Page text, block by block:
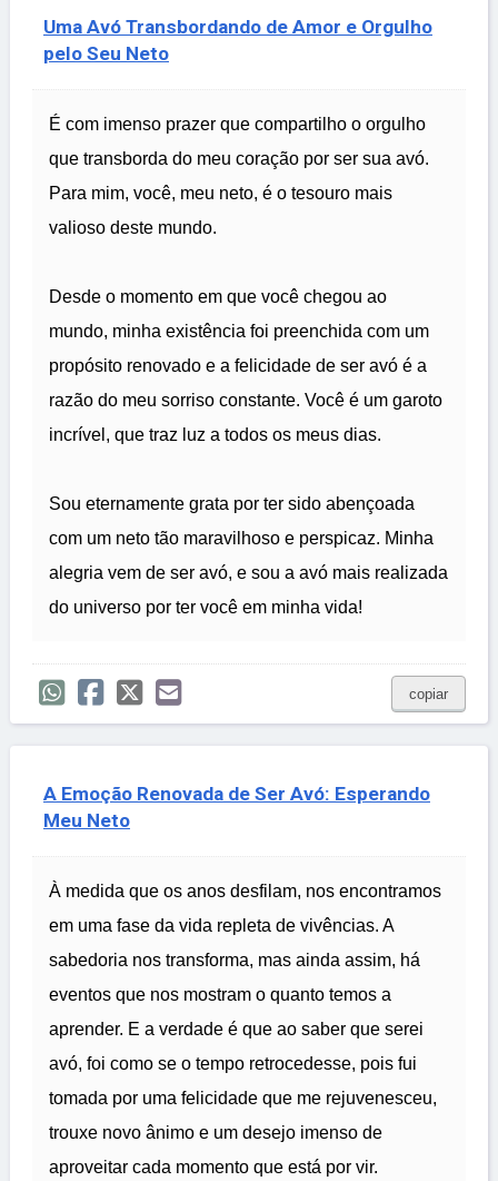
Uma Avó Transbordando de Amor e Orgulho
pelo Seu Neto
É com imenso prazer que compartilho o orgulho
que transborda do meu coração por ser sua avó.
Para mim, você, meu neto, é o tesouro mais
valioso deste mundo.
Desde o momento em que você chegou ao
mundo, minha existência foi preenchida com um
propósito renovado e a felicidade de ser avó é a
razão do meu sorriso constante. Você é um garoto
incrível, que traz luz a todos os meus dias.
Sou eternamente grata por ter sido abençoada
com um neto tão maravilhoso e perspicaz. Minha
alegria vem de ser avó, e sou a avó mais realizada
do universo por ter você em minha vida!
copiar
A Emoção Renovada de Ser Avó: Esperando
Meu Neto
À medida que os anos desfilam, nos encontramos
em uma fase da vida repleta de vivências. A
sabedoria nos transforma, mas ainda assim, há
eventos que nos mostram o quanto temos a
aprender. E a verdade é que ao saber que serei
avó, foi como se o tempo retrocedesse, pois fui
tomada por uma felicidade que me rejuvenesceu,
trouxe novo ânimo e um desejo imenso de
aproveitar cada momento que está por vir.